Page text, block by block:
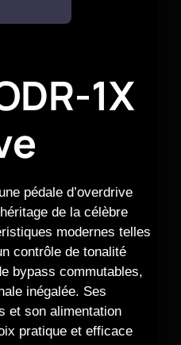
1X
pédale d’overdrive
de la célèbre
modernes telles
contrôle de tonalité
bypass commutables,
inégalée. Ses
et son alimentation
pratique et efficace